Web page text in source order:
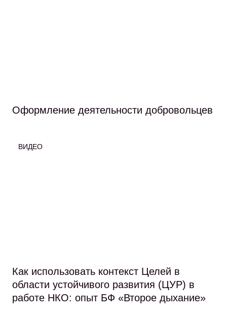
Оформление деятельности добровольцев
ВИДЕО
Как использовать контекст Целей в
области устойчивого развития (ЦУР) в
работе НКО: опыт БФ «Второе дыхание»